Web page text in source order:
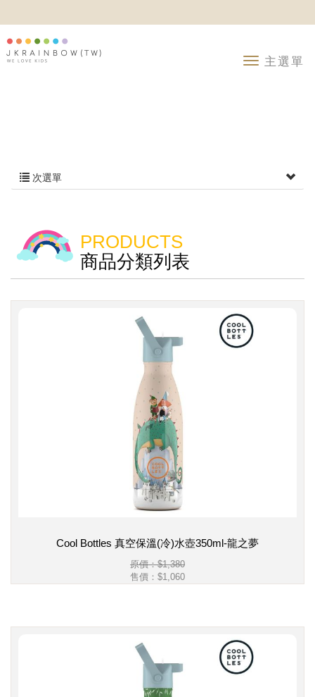
次選單
PRODUCTS
商品分類列表
Cool Bottles 真空保溫(冷)水壺350ml-龍之夢
原價：$1,380
售價： $1,060